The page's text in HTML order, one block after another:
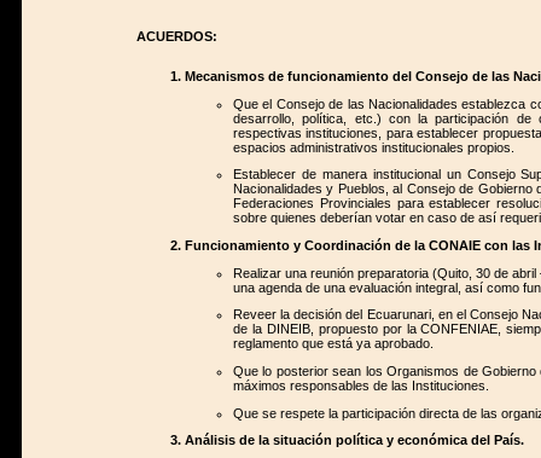
ACUERDOS:
Mecanismos de funcionamiento del Consejo de las
Que el Consejo de las Nacionalidades establezca
desarrollo, política, etc.) con la participación
respectivas instituciones, para establecer
espacios administrativos institucionales propios.
Establecer de manera institucional un Consejo
Nacionalidades y Pueblos, al Consejo de
Federaciones Provinciales para establecer
sobre quienes deberían votar en caso de así
Funcionamiento y Coordinación de la CONAIE con las
Realizar una reunión preparatoria (Quito, 30 de
una agenda de una evaluación integral, así como
Reveer la decisión del Ecuarunari, en el Consejo
de la DINEIB, propuesto por la CONFENIAE,
reglamento que está ya aprobado.
Que lo posterior sean los Organismos de
máximos responsables de las Instituciones.
Que se respete la participación directa de las
Análisis de la situación política y económica del País.